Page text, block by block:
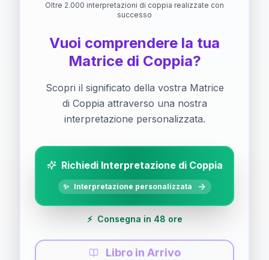
Oltre 2.000 interpretazioni di coppia realizzate con
successo
Vuoi comprendere la tua
Matrice di Coppia?
Scopri il significato della vostra Matrice
di Coppia attraverso una nostra
interpretazione personalizzata.
Richiedi Interpretazione di Coppia
✨ Interpretazione personalizzata
⚡ Consegna in 48 ore
Libro in Arrivo